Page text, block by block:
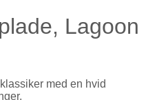
Lagoon
med en hvid